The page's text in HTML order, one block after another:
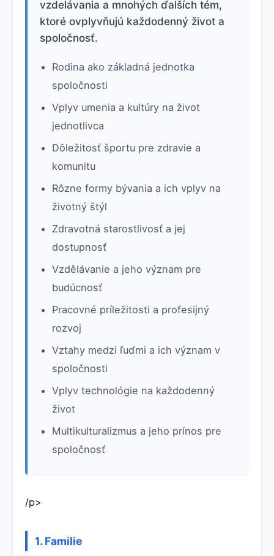
vzdelávania a mnohých ďalších tém,
ktoré ovplyvňujú každodenný život a
spoločnosť.
Rodina ako základná jednotka
spoločnosti
Vplyv umenia a kultúry na život
jednotlivca
Dôležitosť športu pre zdravie a
komunitu
Rôzne formy bývania a ich vplyv na
životný štýl
Zdravotná starostlivosť a jej
dostupnosť
Vzdělávanie a jeho význam pre
budúcnosť
Pracovné príležitosti a profesijný
rozvoj
Vztahy medzi ľuďmi a ich význam v
spoločnosti
Vplyv technológie na každodenný
život
Multikulturalizmus a jeho prínos pre
spoločnosť
/p>
1. Familie